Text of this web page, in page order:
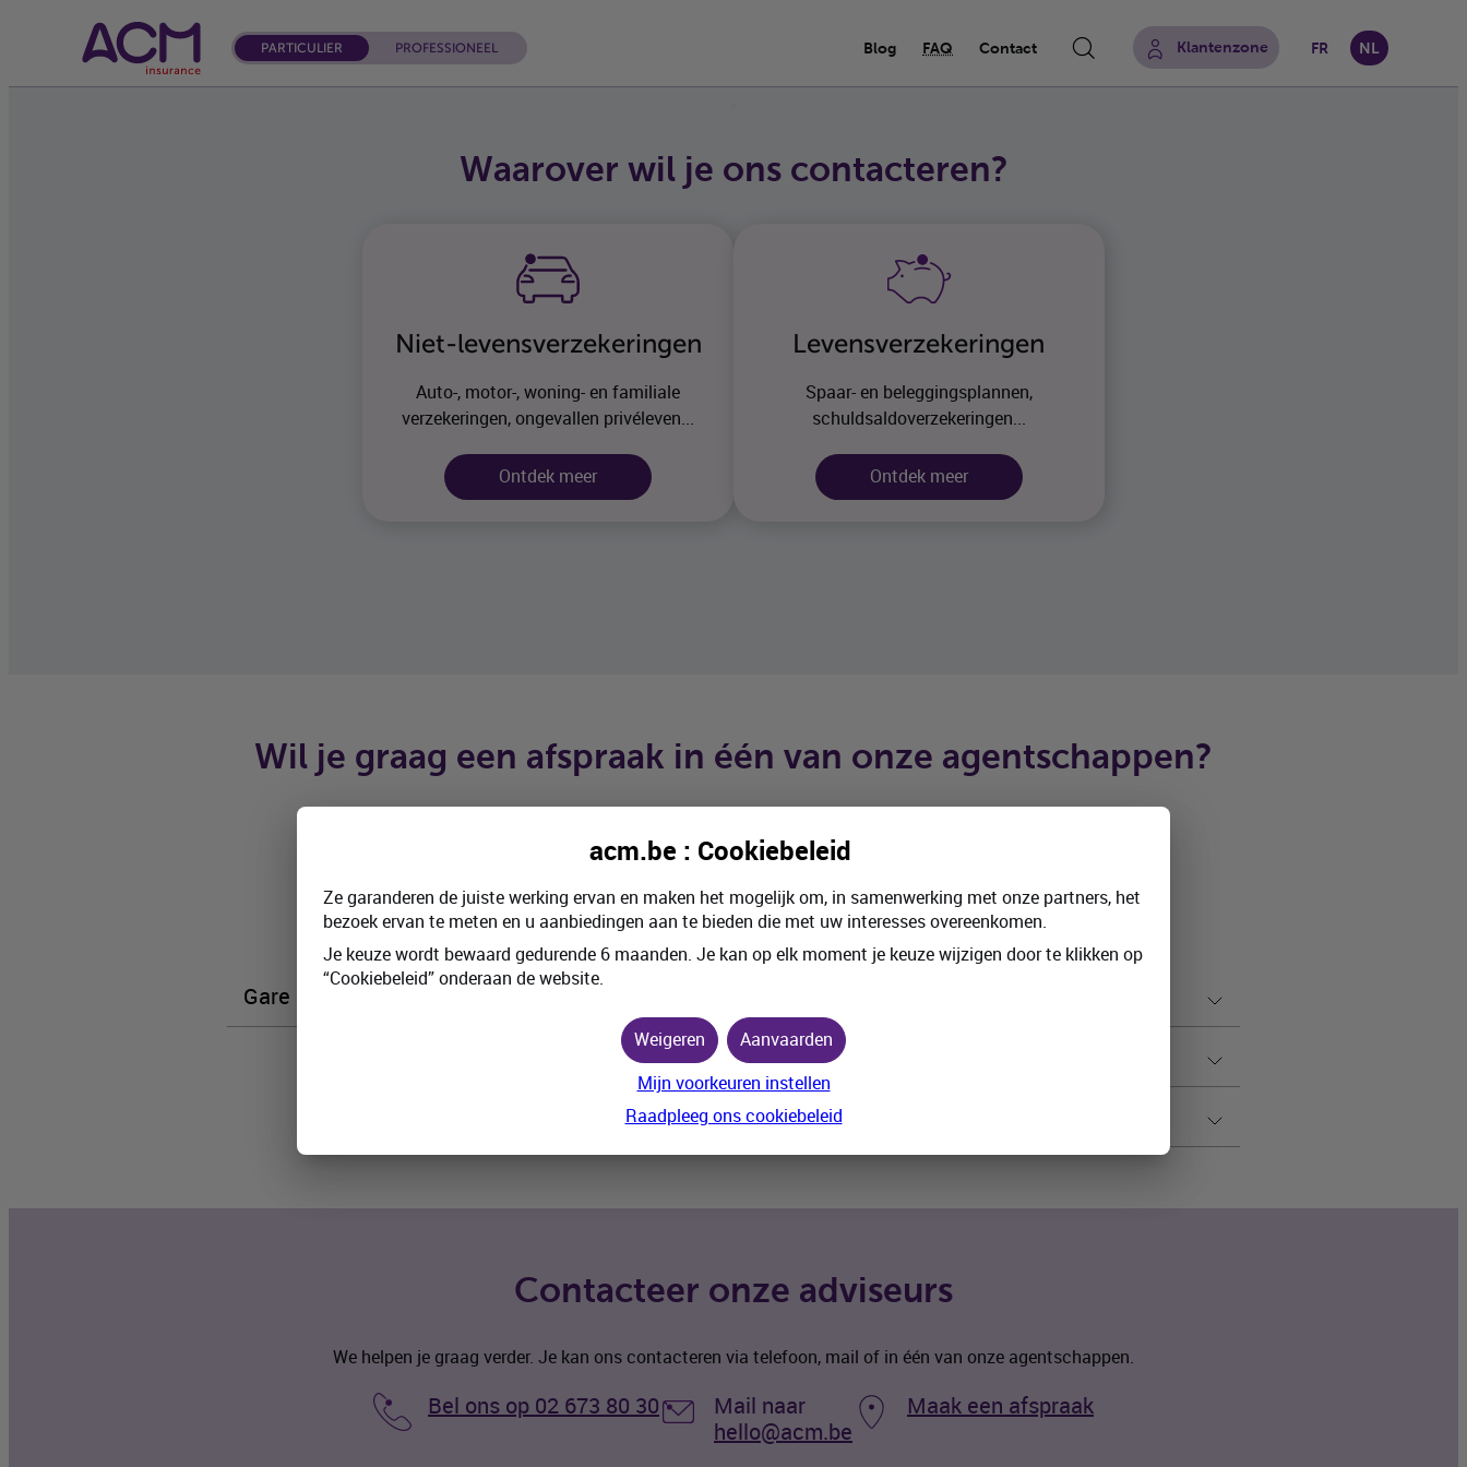
PARTICULIER PROFESSIONEEL Blog FAQ Contact
Zoeken op website
Klantenzone FR NL
Waarover wil je ons contacteren?
Niet-levensverzekeringen
Auto-, motor-, woning- en familiale
verzekeringen, ongevallen privéleven...
Ontdek meer
Levensverzekeringen
Spaar- en beleggingsplannen,
schuldsaldoverzekeringen...
Ontdek meer
Wil je graag een afspraak in één van onze agentschappen?
Brussel
Gare Maritime
Vlaanderen
Gent
Wallonië
Contacteer onze adviseurs
We helpen je graag verder. Je kan ons contacteren via telefoon, mail of in één van onze agentschappen.
Bel ons op 02 673 80 30
Mail naar
hello@acm.be
Maak een afspraak
acm.be : Cookiebeleid
Ze garanderen de juiste werking ervan en maken het mogelijk om, in samenwerking met onze partners, het
bezoek ervan te meten en u aanbiedingen aan te bieden die met uw interesses overeenkomen.
Je keuze wordt bewaard gedurende 6 maanden. Je kan op elk moment je keuze wijzigen door te klikken op
“Cookiebeleid” onderaan de website.
Aanvaarden
Weigeren
Mijn voorkeuren instellen
Raadpleeg ons cookiebeleid